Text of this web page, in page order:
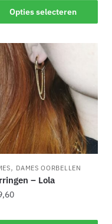
Opties selecteren
, DAMES OORBELLEN
– Lola